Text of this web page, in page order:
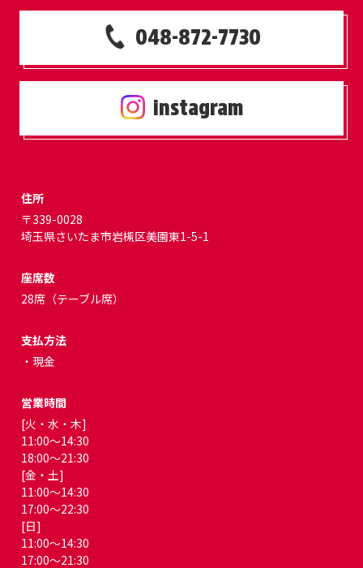
048-872-7730
instagram
住所
〒339-0028
埼玉県さいたま市岩槻区美園東1-5-1
座席数
28席（テーブル席）
支払方法
・現金
営業時間
[火・水・木]
11:00～14:30
18:00～21:30
[金・土]
11:00～14:30
17:00～22:30
[日]
11:00～14:30
17:00～21:30